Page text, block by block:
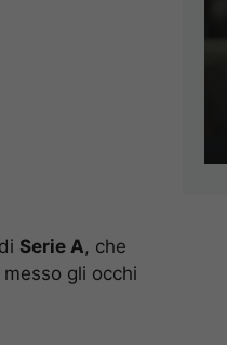
di Serie A, che
gli occhi